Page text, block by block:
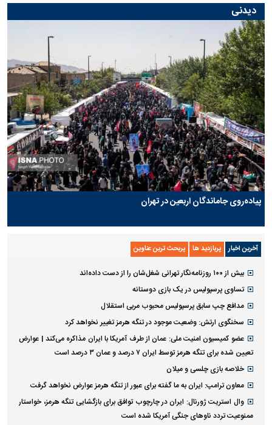
دیدنی
پیاده‌روی جاماندگان اربعین در تهران
آخرین اخبار پربازدید ها پربحث ترین عناوین
بیش از ۱۰۰ روزنامه‌نگار تهرانی شغل‌شان را از دست داده‌اند
تساوی پرسپولیس در یک بازی دوستانه
مدافع چپ سابق پرسپولیس محبوب مربی استقلال
سخنگوی ارتش: وضعیت موجود در تنگه هرمز تغییر نخواهد کرد
عضو کمیسیون امنیت ملی: عمان از طرف آمریکا با ایران مذاکره می‌کند‌ | عوارض
تعیین شده برای تنگه هرمز توسط ایران ۷ درصد و عمان ۳ درصد است
خلاصه بازی چلسی و میلان
معاون ترامپ: ایران به ما گفته برای عبور از تنگه هرمز عوارض نخواهد گرفت
وال استریت ژورنال: ایران در چارچوب توافق برای بازگشایی تنگه هرمز، خواستار
ممنوعیت تردد ناو‌های جنگی آمریکا شده است